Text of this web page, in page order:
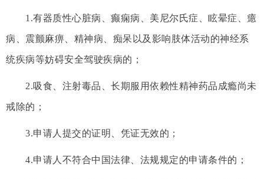
1.有器质性心脏病、癫痫病、美尼尔氏症、眩晕症、癔
病、震颤麻痹、精神病、痴呆以及影响肢体活动的神经系
统疾病等妨碍安全驾驶疾病的；
2.吸食、注射毒品、长期服用依赖性精神药品成瘾尚未
戒除的；
3.申请人提交的证明、凭证无效的；
4.申请人不符合中国法律、法规规定的申请条件的；